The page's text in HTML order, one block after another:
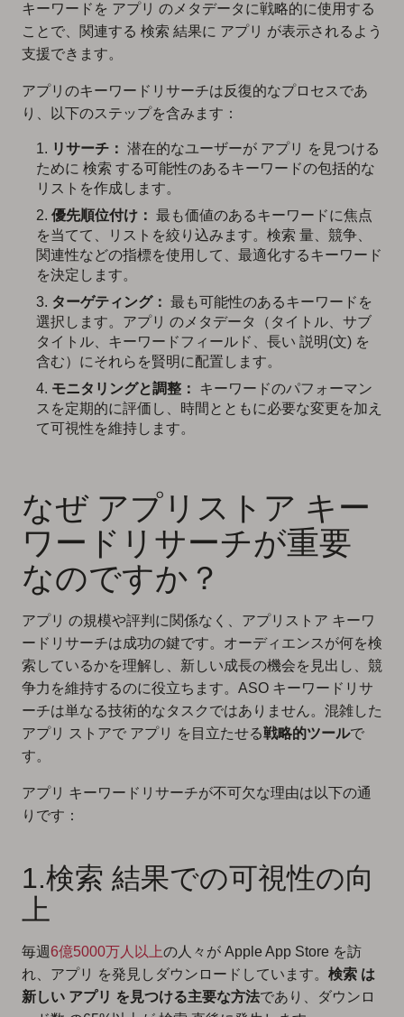
キーワードを アプリ のメタデータに戦略的に使用する
ことで、関連する 検索 結果に アプリ が表示されるよう
支援できます。
アプリのキーワードリサーチは反復的なプロセスであ
り、以下のステップを含みます：
リサーチ： 潜在的なユーザーが アプリ を見つける
ために 検索 する可能性のあるキーワードの包括的な
リストを作成します。
優先順位付け： 最も価値のあるキーワードに焦点
を当てて、リストを絞り込みます。検索 量、競争、
関連性などの指標を使用して、最適化するキーワード
を決定します。
ターゲティング： 最も可能性のあるキーワードを
選択します。アプリ のメタデータ（タイトル、サブ
タイトル、キーワードフィールド、長い 説明(文) を
含む）にそれらを賢明に配置します。
モニタリングと調整：
キーワードのパフォーマン
スを定期的に評価し、時間とともに必要な変更を加え
て可視性を維持します。
なぜ アプリストア キー
ワードリサーチが重要
なのですか？
アプリ の規模や評判に関係なく、アプリストア キーワ
ードリサーチは成功の鍵です。オーディエンスが何を検
索しているかを理解し、新しい成長の機会を見出し、競
争力を維持するのに役立ちます。ASO キーワードリサ
ーチは単なる技術的なタスクではありません。混雑した
アプリ ストアで アプリ を目立たせる戦略的ツールで
す。
アプリ キーワードリサーチが不可欠な理由は以下の通
りです：
1.検索 結果での可視性の向
上
毎週6億5000万人以上の人々が Apple App Store を訪
れ、アプリ を発見しダウンロードしています。 検索 は
新しい アプリ を見つける主要な方法であり、ダウンロ